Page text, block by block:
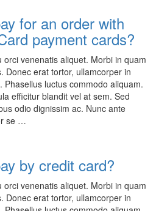
for an order with
payment cards?
venenatis aliquet. Morbi in quam
Donec erat tortor, ullamcorper in
luctus commodo aliquam.
efficitur blandit vel at sem. Sed
odio dignissim ac. Nunc ante
se …
by credit card?
venenatis aliquet. Morbi in quam
Donec erat tortor, ullamcorper in